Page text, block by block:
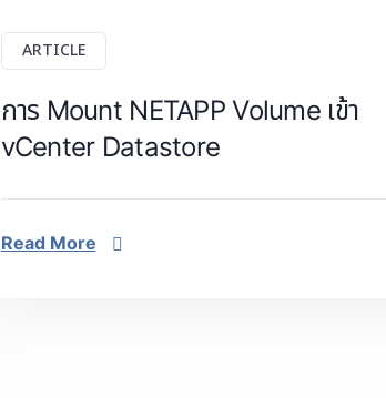
ARTICLE
การ Mount NETAPP Volume เข้า
vCenter Datastore
Read More